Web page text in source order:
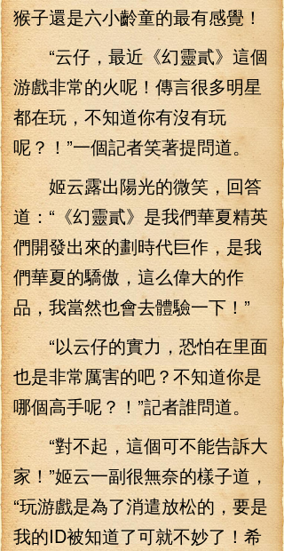
猴子還是六小齡童的最有感覺！
“云仔，最近《幻靈貳》這個
游戲非常的火呢！傳言很多明星
都在玩，不知道你有沒有玩
呢？！”一個記者笑著提問道。
姬云露出陽光的微笑，回答
道：“《幻靈貳》是我們華夏精英
們開發出來的劃時代巨作，是我
們華夏的驕傲，這么偉大的作
品，我當然也會去體驗一下！”
“以云仔的實力，恐怕在里面
也是非常厲害的吧？不知道你是
哪個高手呢？！”記者誰問道。
“對不起，這個可不能告訴大
家！”姬云一副很無奈的樣子道，
“玩游戲是為了消遣放松的，要是
我的ID被知道了可就不妙了！希